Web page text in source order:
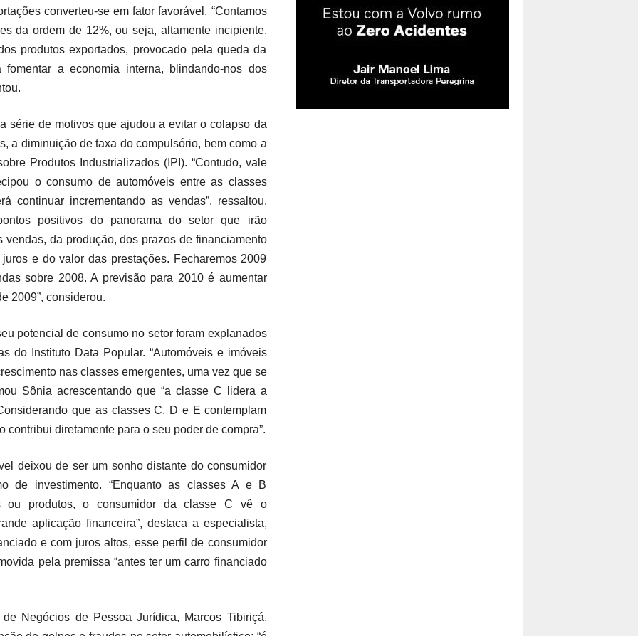
converteu-se em fator favorável. “Contamos
da ordem de 12%, ou seja, altamente incipiente.
produtos exportados, provocado pela queda da
a economia interna, blindando-nos dos
série de motivos que ajudou a evitar o colapso da
a diminuição de taxa do compulsório, bem como a
Produtos Industrializados (IPI). “Contudo, vale
o consumo de automóveis entre as classes
continuar incrementando as vendas”, ressaltou.
positivos do panorama do setor que irão
vendas, da produção, dos prazos de financiamento
e do valor das prestações. Fecharemos 2009
sobre 2008. A previsão para 2010 é aumentar
2009”, considerou.
potencial de consumo no setor foram explanados
do Instituto Data Popular. “Automóveis e imóveis
nas classes emergentes, uma vez que se
Sônia acrescentando que “a classe C lidera a
que as classes C, D e E contemplam
contribui diretamente para o seu poder de compra”.
deixou de ser um sonho distante do consumidor
de investimento. “Enquanto as classes A e B
ou produtos, o consumidor da classe C vê o
aplicação financeira”, destaca a especialista,
e com juros altos, esse perfil de consumidor
pela premissa “antes ter um carro financiado
Negócios de Pessoa Jurídica, Marcos Tibiriçá,